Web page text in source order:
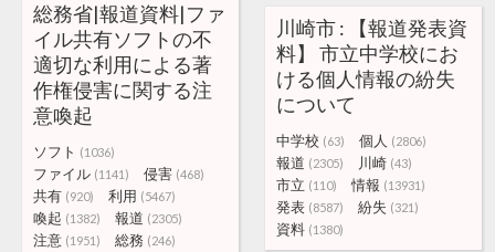
総務省|報道資料|ファ
イル共有ソフトの不
適切な利用による著
作権侵害に関する注
意喚起
ソフト (1036)
ファイル (1141) 侵害 (468)
共有 (920) 利用 (5467)
喚起 (1382) 報道 (2305)
注意 (1951) 総務 (246)
川崎市 : 【報道発表資
料】 市立中学校にお
ける個人情報の紛失
について
中学校 (63) 個人 (2806)
報道 (2305) 川崎 (43)
市立 (110) 情報 (13931)
発表 (8587) 紛失 (321)
資料 (1380)